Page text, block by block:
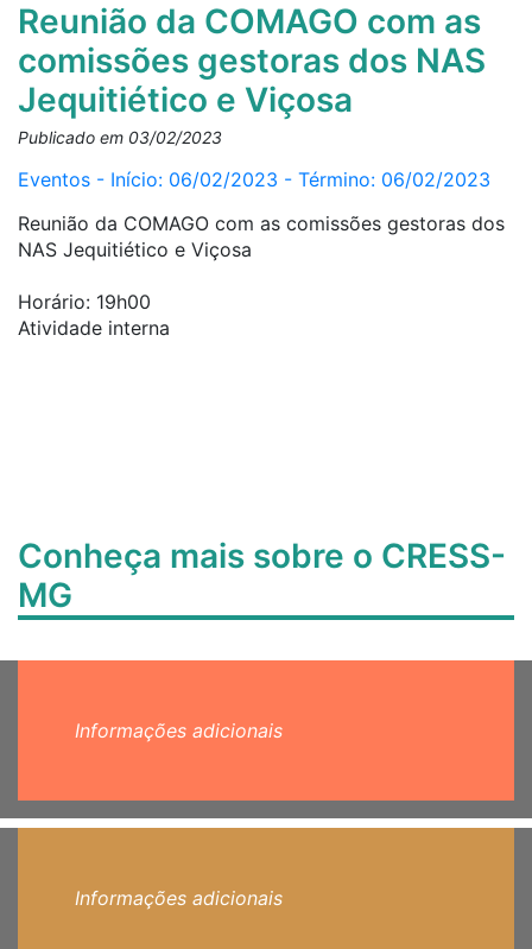
Reunião da COMAGO com as
comissões gestoras dos NAS
Jequitiético e Viçosa
Publicado em 03/02/2023
Eventos - Início: 06/02/2023 - Término: 06/02/2023
Reunião da COMAGO com as comissões gestoras dos
NAS Jequitiético e Viçosa
Horário: 19h00
Atividade interna
Conheça mais sobre o CRESS-
MG
Informações adicionais
Informações adicionais